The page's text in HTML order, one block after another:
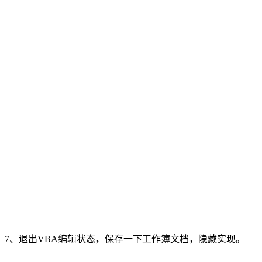
7、退出VBA编辑状态，保存一下工作簿文档，隐藏实现。